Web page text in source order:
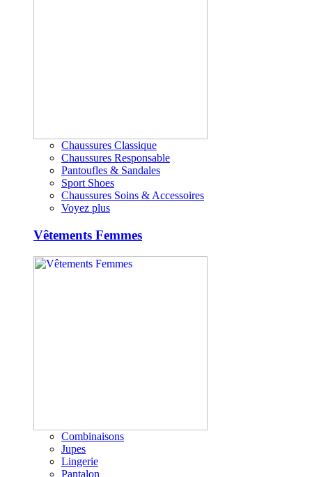
Chaussures Classique
Chaussures Responsable
Pantoufles & Sandales
Sport Shoes
Chaussures Soins & Accessoires
Voyez plus
Vêtements Femmes
Combinaisons
Jupes
Lingerie
Pantalon